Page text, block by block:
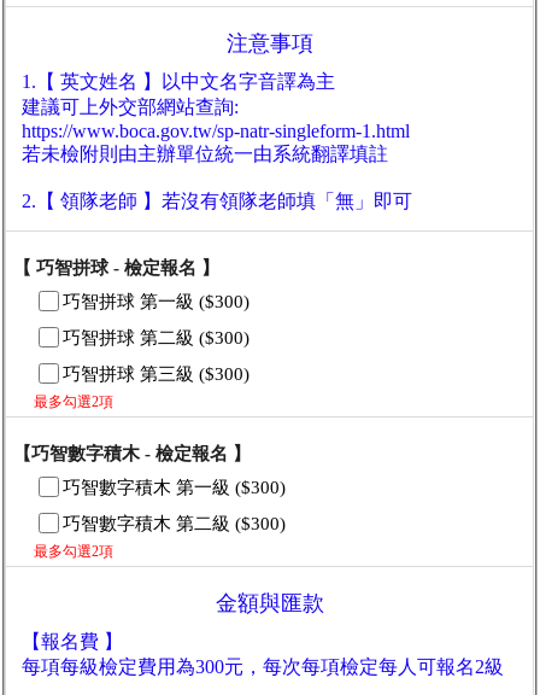
注意事項
1.【 英文姓名 】以中文名字音譯為主
建議可上外交部網站查詢:
https://www.boca.gov.tw/sp-natr-singleform-1.html
若未檢附則由主辦單位統一由系統翻譯填註
2.【 領隊老師 】若沒有領隊老師填「無」即可
【 巧智拼球 - 檢定報名 】
巧智拼球 第一級 ($300)
巧智拼球 第二級 ($300)
巧智拼球 第三級 ($300)
最多勾選2項
【巧智數字積木 - 檢定報名 】
巧智數字積木 第一級 ($300)
巧智數字積木 第二級 ($300)
最多勾選2項
金額與匯款
【報名費 】
每項每級檢定費用為300元，每次每項檢定每人可報名2級